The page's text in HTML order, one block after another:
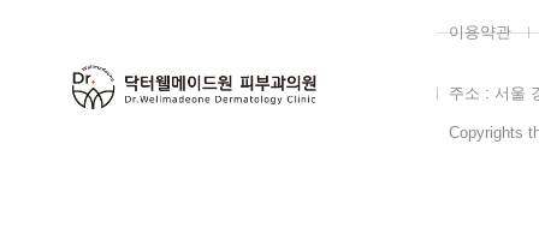
이용약관
주소 : 서울
Copyrights